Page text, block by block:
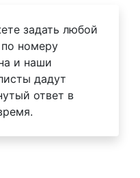
задать любой
номеру
и наши
дадут
ответ в